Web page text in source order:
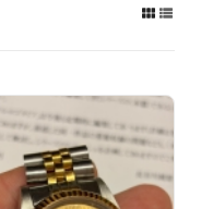
그
보
기
리
기